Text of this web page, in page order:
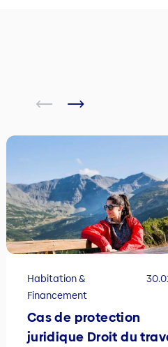
Habitation &
Financement
Cas de protection
juridique Droit du